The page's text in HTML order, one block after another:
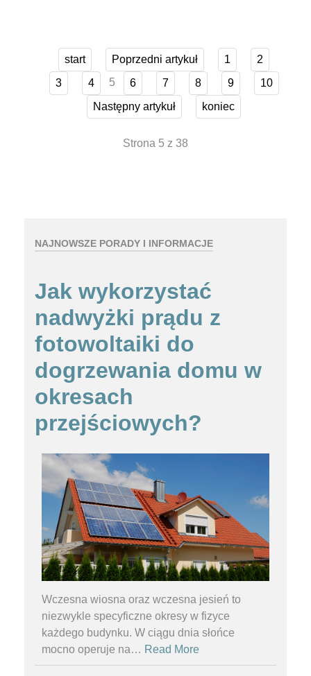
start Poprzedni artykuł 1
2
3
4 5 6 7 8 9
10
Następny artykuł
koniec
Strona 5 z 38
NAJNOWSZE PORADY I INFORMACJE
Jak wykorzystać
nadwyżki prądu z
fotowoltaiki do
dogrzewania domu w
okresach
przejściowych?
Wczesna wiosna oraz wczesna jesień to
niezwykle specyficzne okresy w fizyce
każdego budynku. W ciągu dnia słońce
mocno operuje na… Read More